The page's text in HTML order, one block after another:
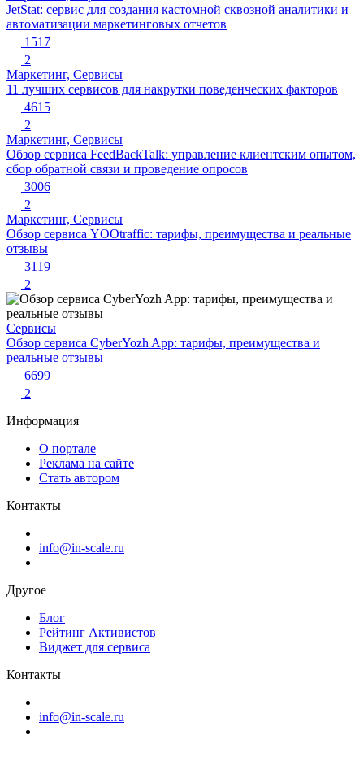
JetStat: сервис для создания кастомной сквозной аналитики и
автоматизации маркетинговых отчетов
1517
2
Маркетинг, Сервисы
11 лучших сервисов для накрутки поведенческих факторов
4615
2
Маркетинг, Сервисы
Обзор сервиса FeedBackTalk: управление клиентским опытом,
сбор обратной связи и проведение опросов
3006
2
Маркетинг, Сервисы
Обзор сервиса YOOtraffic: тарифы, преимущества и реальные
отзывы
3119
2
Сервисы
Обзор сервиса CyberYozh App: тарифы, преимущества и
реальные отзывы
6699
2
Информация
О портале
Реклама на сайте
Стать автором
Контакты
info@in-scale.ru
Другое
Блог
Рейтинг Активистов
Виджет для сервиса
Контакты
info@in-scale.ru